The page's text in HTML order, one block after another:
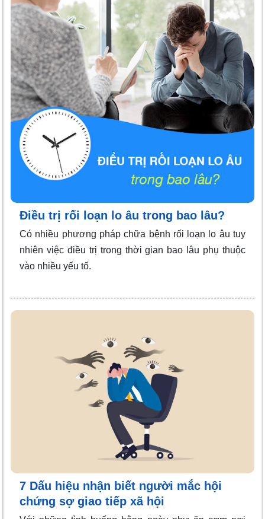
Điều trị rối loạn lo âu trong bao lâu?
Có nhiều phương pháp chữa bệnh rối loạn lo âu tuy
nhiên việc điều trị trong thời gian bao lâu phụ thuộc
vào nhiều yếu tố.
7 Dấu hiệu nhận biết người mắc hội
chứng sợ giao tiếp xã hội